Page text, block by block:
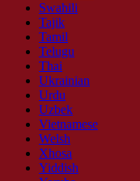
Swahili
Tajik
Tamil
Telugu
Thai
Ukrainian
Urdu
Uzbek
Vietnamese
Welsh
Xhosa
Yiddish